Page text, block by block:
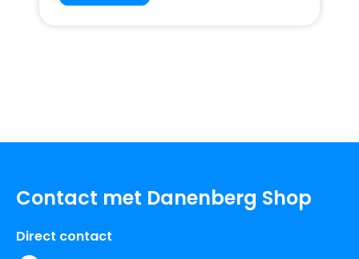
Contact met Danenberg Shop
Direct contact